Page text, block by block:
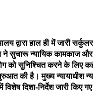
द्वारा हाल ही में जारी
ने सुचारू न्यायिक कामकाज
को सुनिश्चित करने के लिए कई
की है। मुख्य न्यायाधीश
दिशा-निर्देश जारी किए